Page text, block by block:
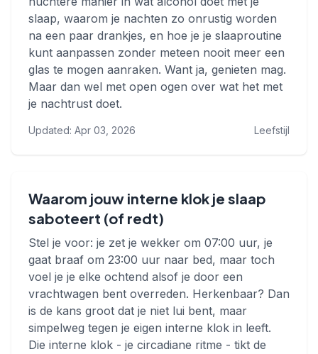
slaap, waarom je nachten zo onrustig worden
na een paar drankjes, en hoe je je slaaproutine
kunt aanpassen zonder meteen nooit meer een
glas te mogen aanraken. Want ja, genieten mag.
Maar dan wel met open ogen over wat het met
je nachtrust doet.
Updated: Apr 03, 2026 Leefstijl
Waarom jouw interne klok je slaap
saboteert (of redt)
Stel je voor: je zet je wekker om 07:00 uur, je
gaat braaf om 23:00 uur naar bed, maar toch
voel je je elke ochtend alsof je door een
vrachtwagen bent overreden. Herkenbaar? Dan
is de kans groot dat je niet lui bent, maar
simpelweg tegen je eigen interne klok in leeft.
Die interne klok - je circadiane ritme - tikt de